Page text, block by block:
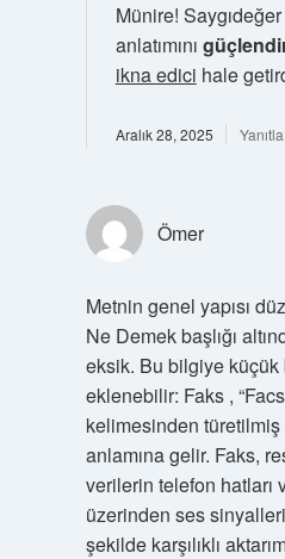
Münire! Saygıdeğer
anlatımını
ikna edici hale
Aralık 28, 2025 Yanıtla
Ömer
Metnin genel yapısı
Ne Demek başlığı
eksik. Bu bilgiye
eklenebilir: Faks ,
kelimesinden
anlamına gelir. Faks,
verilerin telefon hatları
üzerinden ses
şekilde karşılıklı